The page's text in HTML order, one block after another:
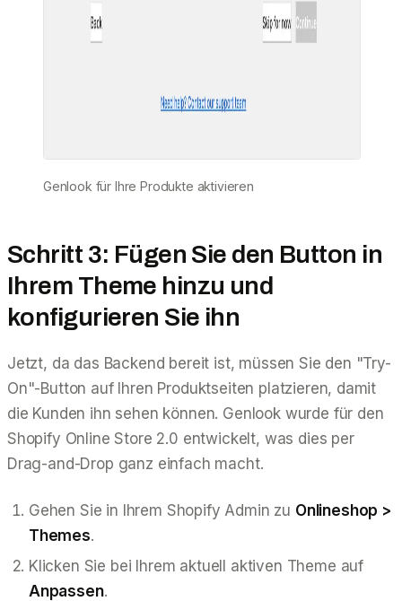
Genlook für Ihre Produkte aktivieren
Schritt 3: Fügen Sie den Button in
Ihrem Theme hinzu und
konfigurieren Sie ihn
Jetzt, da das Backend bereit ist, müssen Sie den "Try-
On"-Button auf Ihren Produktseiten platzieren, damit
die Kunden ihn sehen können. Genlook wurde für den
Shopify Online Store 2.0 entwickelt, was dies per
Drag-and-Drop ganz einfach macht.
Gehen Sie in Ihrem Shopify Admin zu Onlineshop >
Themes.
Klicken Sie bei Ihrem aktuell aktiven Theme auf
Anpassen.